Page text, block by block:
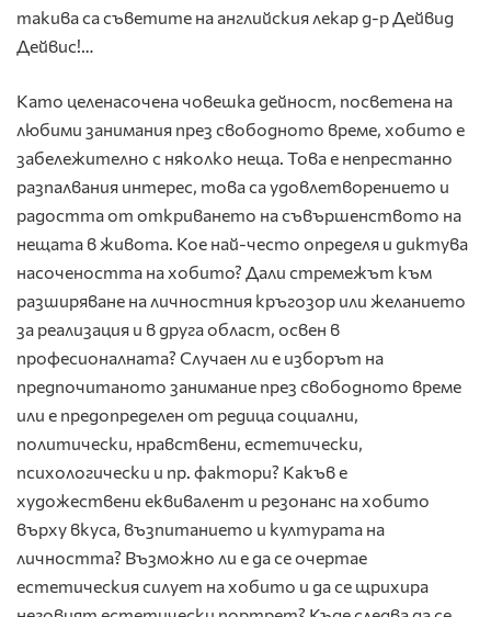
такива са съветите на английския лекар д-р Дейвид
Дейвис!…
Като целенасочена човешка дейност, посветена на
любими занимания през свободното време, хобито е
забележително с няколко неща. Това е непрестанно
разпалвания интерес, това са удовлетворението и
радостта от откриването на съвършенството на
нещата в живота. Кое най-често определя и диктува
насочеността на хобито? Дали стремежът към
разширяване на личностния кръгозор или желанието
за реализация и в друга област, освен в
професионалната? Случаен ли е изборът на
предпочитаното занимание през свободното време
или е предопределен от редица социални,
политически, нравствени, естетически,
психологически и пр. фактори? Какъв е
художествени еквивалент и резонанс на хобито
върху вкуса, възпитанието и културата на
личността? Възможно ли е да се очертае
естетическия силует на хобито и да се щрихира